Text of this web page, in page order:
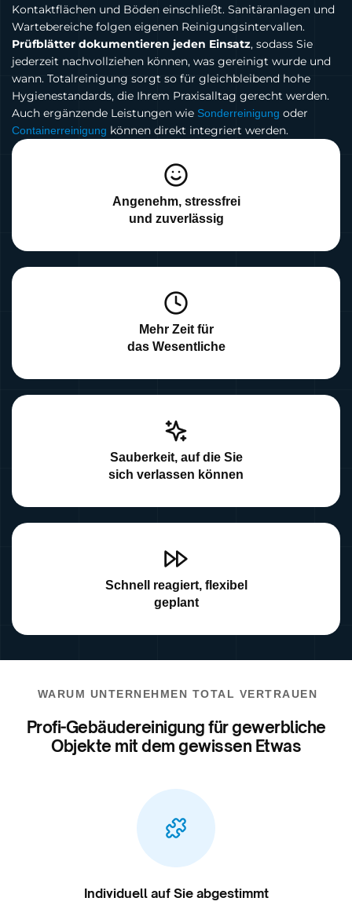
Kontaktflächen und Böden einschließt. Sanitäranlagen und
Wartebereiche folgen eigenen Reinigungsintervallen.
Prüfblätter dokumentieren jeden Einsatz, sodass Sie
jederzeit nachvollziehen können, was gereinigt wurde und
wann. Totalreinigung sorgt so für gleichbleibend hohe
Hygienestandards, die Ihrem Praxisalltag gerecht werden.
Auch ergänzende Leistungen wie Sonderreinigung oder
Containerreinigung können direkt integriert werden.
Angenehm, stressfrei
und zuverlässig
Mehr Zeit für
das Wesentliche
Sauberkeit, auf die Sie
sich verlassen können
Schnell reagiert, flexibel
geplant
WARUM UNTERNEHMEN TOTAL VERTRAUEN
Profi-Gebäudereinigung für gewerbliche
Objekte mit dem gewissen Etwas
Individuell auf Sie abgestimmt